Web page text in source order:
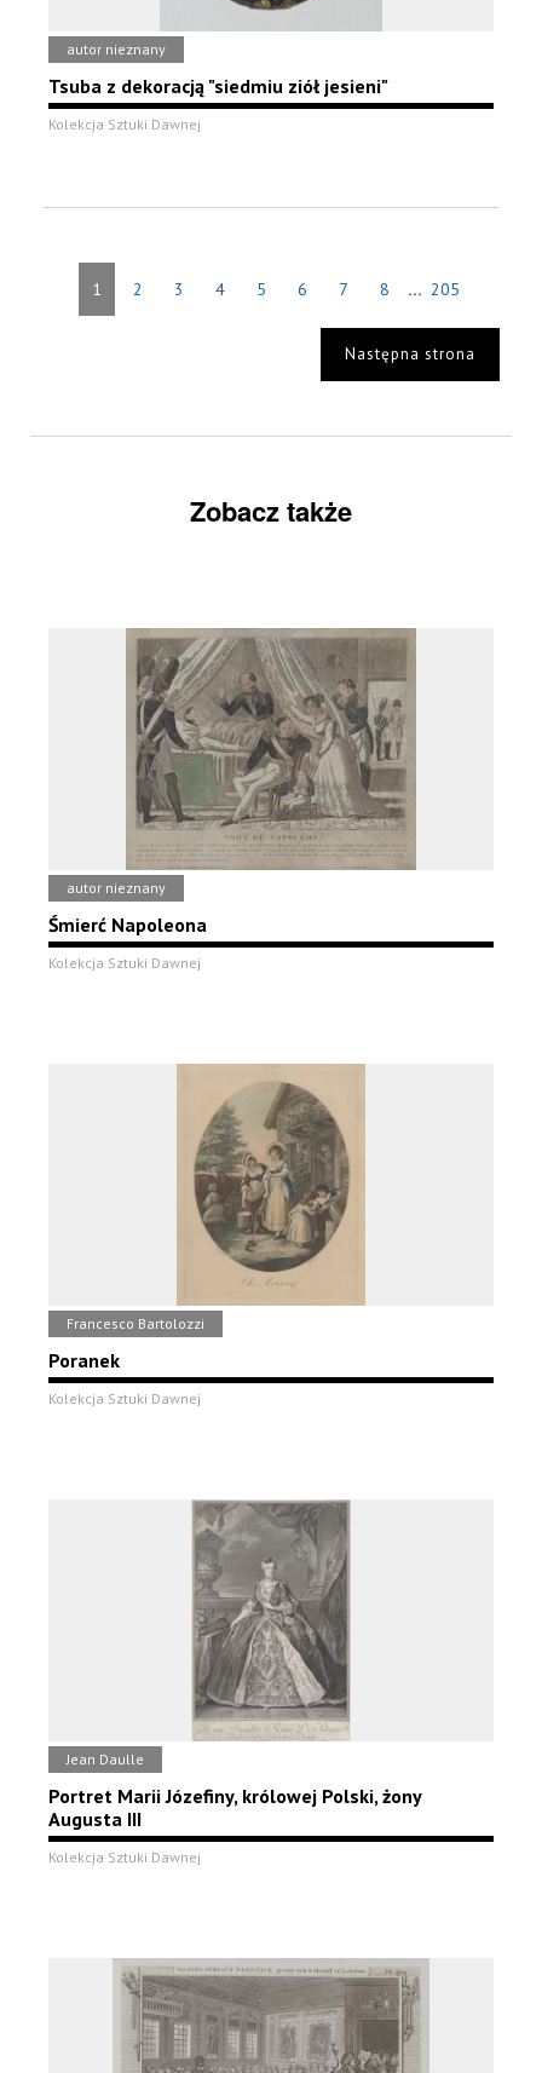
autor nieznany
Tsuba z dekoracją "siedmiu ziół jesieni"
Kolekcja Sztuki Dawnej
1 2 3 4 5 6 7 8 ... 205
Następna strona
Zobacz także
autor nieznany
Śmierć Napoleona
Kolekcja Sztuki Dawnej
Francesco Bartolozzi
Poranek
Kolekcja Sztuki Dawnej
Jean Daulle
Portret Marii Józefiny, królowej Polski, żony
Augusta III
Kolekcja Sztuki Dawnej